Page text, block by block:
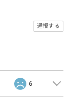
通報する
6